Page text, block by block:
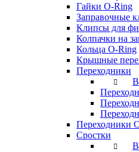
Гайки O-Ring
Заправочные
Клипсы для
Колпачки на
Кольца O-Ring
Крышные
Переходники
Переходники
Сростки